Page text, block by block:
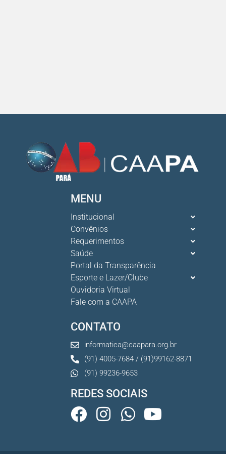
MENU
Institucional
Convênios
Requerimentos
Saúde
Portal da Transparência
Esporte e Lazer/Clube
Ouvidoria Virtual
Fale com a CAAPA
CONTATO
informatica@caapara.org.br
(91) 4005-7684 / (91)99162-8871
(91) 99236-9653
REDES SOCIAIS